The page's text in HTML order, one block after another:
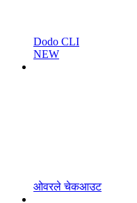
Dodo CLI
NEW
ओवरले चेकआउट